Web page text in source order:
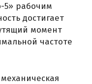
5» рабочим
достигает
момент
частоте